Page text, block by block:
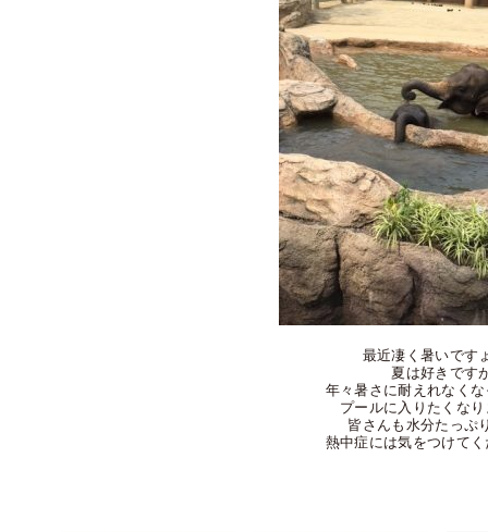
最近凄く暑いです
夏は好きです
年々暑さに耐えれなく
プールに入りたくな
皆さんも水分たっぷ
熱中症には気をつけて